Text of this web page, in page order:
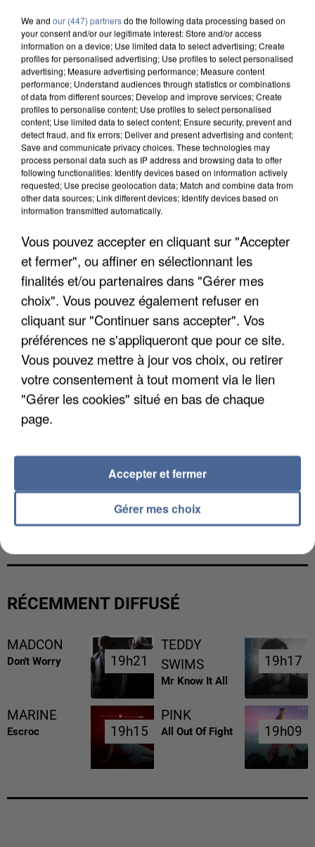
UN SECOND CADRE DE LA DZ MAFIA
INTERPELLÉ EN ALGÉRIE
UNE TOURISTE DE L’OISE EMPORTÉE PAR UNE
COULÉE DE BOUE EN HAUTE-SAVOIE
RÉCEMMENT DIFFUSÉ
MADCON
Don't Worry 19h21
19h21
TEDDY
SWIMS
Mr Know It All
19h17
19h17
MARINE
Escroc 19h15
19h15
PINK
All Out Of Fight 19h09
19h09
We and our (447) partnersdo the following data processing based on
your consent and/or our legitimate interest: Store and/or access
information on a device; Use limited data to select advertising; Create
profiles for personalised advertising; Use profiles to select personalised
advertising; Measure advertising performance; Measure content
performance; Understand audiences through statistics or combinations
of data from different sources; Develop and improve services; Create
profiles to personalise content; Use profiles to select personalised
content; Use limited data to select content; Ensure security, prevent and
detect fraud, and fix errors; Deliver and present advertising and content;
Save and communicate privacy choices. These technologies may
process personal data such as IP address and browsing data to offer
following functionalities: Identify devices based on information actively
requested; Use precise geolocation data; Match and combine data from
other data sources; Link different devices; Identify devices based on
information transmitted automatically.
Vous pouvez accepter en cliquant sur "Accepter
et fermer", ou affiner en sélectionnant les
finalités et/ou partenaires dans "Gérer mes
choix". Vous pouvez également refuser en
cliquant sur "Continuer sans accepter". Vos
préférences ne s'appliqueront que pour ce site.
Vous pouvez mettre à jour vos choix, ou retirer
votre consentement à tout moment via le lien
"Gérer les cookies" situé en bas de chaque
page.
Gérer mes choix
Accepter et fermer